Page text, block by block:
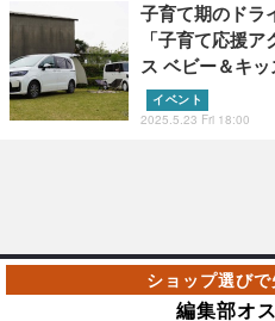
子育て期のドラ
「子育て応援
ス ベビー＆キッ
イベント
2025.5.23 Fri 18:00
編集部オ